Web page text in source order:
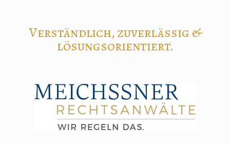
Verständlich, zuverlässig &
lösungsorientiert.